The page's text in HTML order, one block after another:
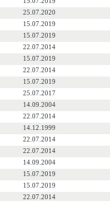
25.07.2020
15.07.2019
15.07.2019
22.07.2014
15.07.2019
22.07.2014
15.07.2019
25.07.2017
14.09.2004
22.07.2014
14.12.1999
22.07.2014
22.07.2014
14.09.2004
15.07.2019
15.07.2019
22.07.2014